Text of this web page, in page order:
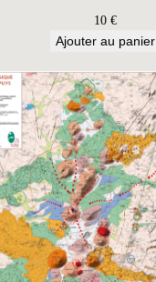
10 €
Ajouter au panier